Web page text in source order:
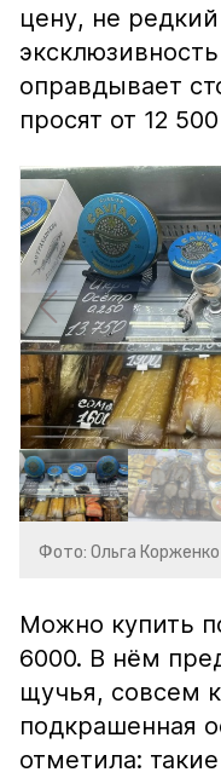
цену, не
оправдывает
просят от 12
Фото: Ольга
Можно купить
6000. В нём
щучья, совсем
подкрашенная
отметила: